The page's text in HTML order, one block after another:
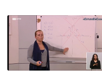
511859